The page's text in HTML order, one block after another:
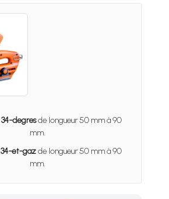
34-degresde longueur 50 mm à 90
mm.
34-et-gazde longueur 50 mm à 90
mm.